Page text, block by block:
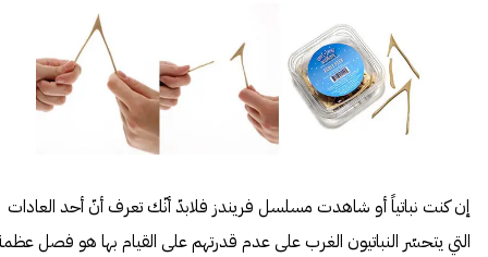
إن كنت نباتياً أو شاهدت مسلسل فريندز فلابدّ أنّك تعرف أنّ أحد العادات
التي يتحسّر النباتيون الغرب على عدم قدرتهم على القيام بها هو فصل